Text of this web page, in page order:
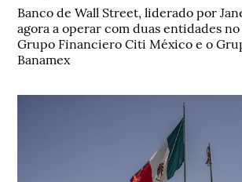
Banco de Wall Street, liderado por
agora a operar com duas entidades
Grupo Financiero Citi México e o
Banamex